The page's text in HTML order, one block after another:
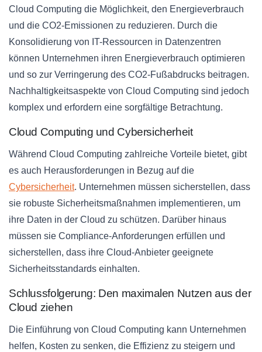
Cloud Computing die Möglichkeit, den Energieverbrauch
und die CO2-Emissionen zu reduzieren. Durch die
Konsolidierung von IT-Ressourcen in Datenzentren
können Unternehmen ihren Energieverbrauch optimieren
und so zur Verringerung des CO2-Fußabdrucks beitragen.
Nachhaltigkeitsaspekte von Cloud Computing sind jedoch
komplex und erfordern eine sorgfältige Betrachtung.
Cloud Computing und Cybersicherheit
Während Cloud Computing zahlreiche Vorteile bietet, gibt
es auch Herausforderungen in Bezug auf die
Cybersicherheit. Unternehmen müssen sicherstellen, dass
sie robuste Sicherheitsmaßnahmen implementieren, um
ihre Daten in der Cloud zu schützen. Darüber hinaus
müssen sie Compliance-Anforderungen erfüllen und
sicherstellen, dass ihre Cloud-Anbieter geeignete
Sicherheitsstandards einhalten.
Schlussfolgerung: Den maximalen Nutzen aus der
Cloud ziehen
Die Einführung von Cloud Computing kann Unternehmen
helfen, Kosten zu senken, die Effizienz zu steigern und